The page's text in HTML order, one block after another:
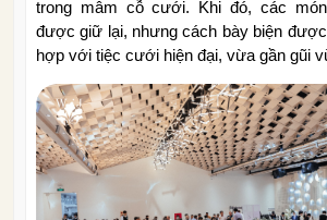
trong mâm cỗ cưới. Khi đó, các
được giữ lại, nhưng cách bày biện
hợp với tiệc cưới hiện đại, vừa gần gũi